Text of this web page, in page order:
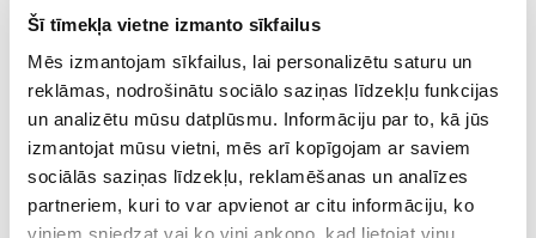
Šī tīmekļa vietne izmanto sīkfailus
Mēs izmantojam sīkfailus, lai personalizētu saturu un
reklāmas, nodrošinātu sociālo saziņas līdzekļu funkcijas
un analizētu mūsu datplūsmu. Informāciju par to, kā jūs
izmantojat mūsu vietni, mēs arī kopīgojam ar saviem
sociālās saziņas līdzekļu, reklamēšanas un analīzes
partneriem, kuri to var apvienot ar citu informāciju, ko
sudraba godalgas.
“Atletico” pagājušajā sezonā “La Liga” kopvērtējumā
ierindojās ceturtajā vietā, no čempioniem Madrides
“Real” atpaliekot 19 punktus.
CITAS ZIŅAS NO ŠĪS KATEGORIJAS